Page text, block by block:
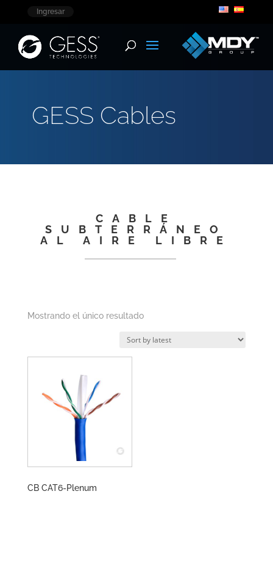
Ingresar
GESS Cables
CABLE
SUBTERRÁNEO
AL AIRE LIBRE
Mostrando el único resultado
CB CAT6-Plenum